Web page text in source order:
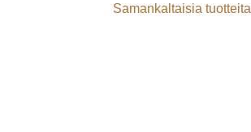
Samankaltaisia tuotteita